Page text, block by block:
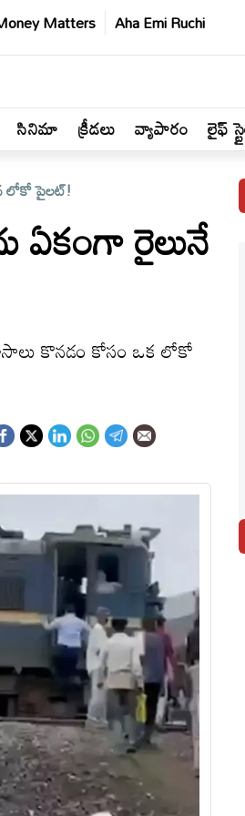
Matters Aha Emi Ruchi
సినిమా క్రీడలు వ్యాపారం లైఫ్
లోకో పైలట్!
ఏకంగా రైలునే
కొనడం కోసం ఒక లోకో